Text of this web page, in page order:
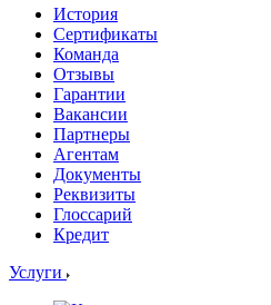
История
Сертификаты
Команда
Отзывы
Гарантии
Вакансии
Партнеры
Агентам
Документы
Реквизиты
Глоссарий
Кредит
Услуги